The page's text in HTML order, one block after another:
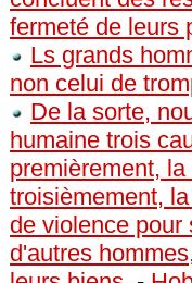
fermeté de leurs
Ls grands
non celui de
De la sorte,
humaine trois
premièrement,
troisièmement,
de violence pour
d'autres